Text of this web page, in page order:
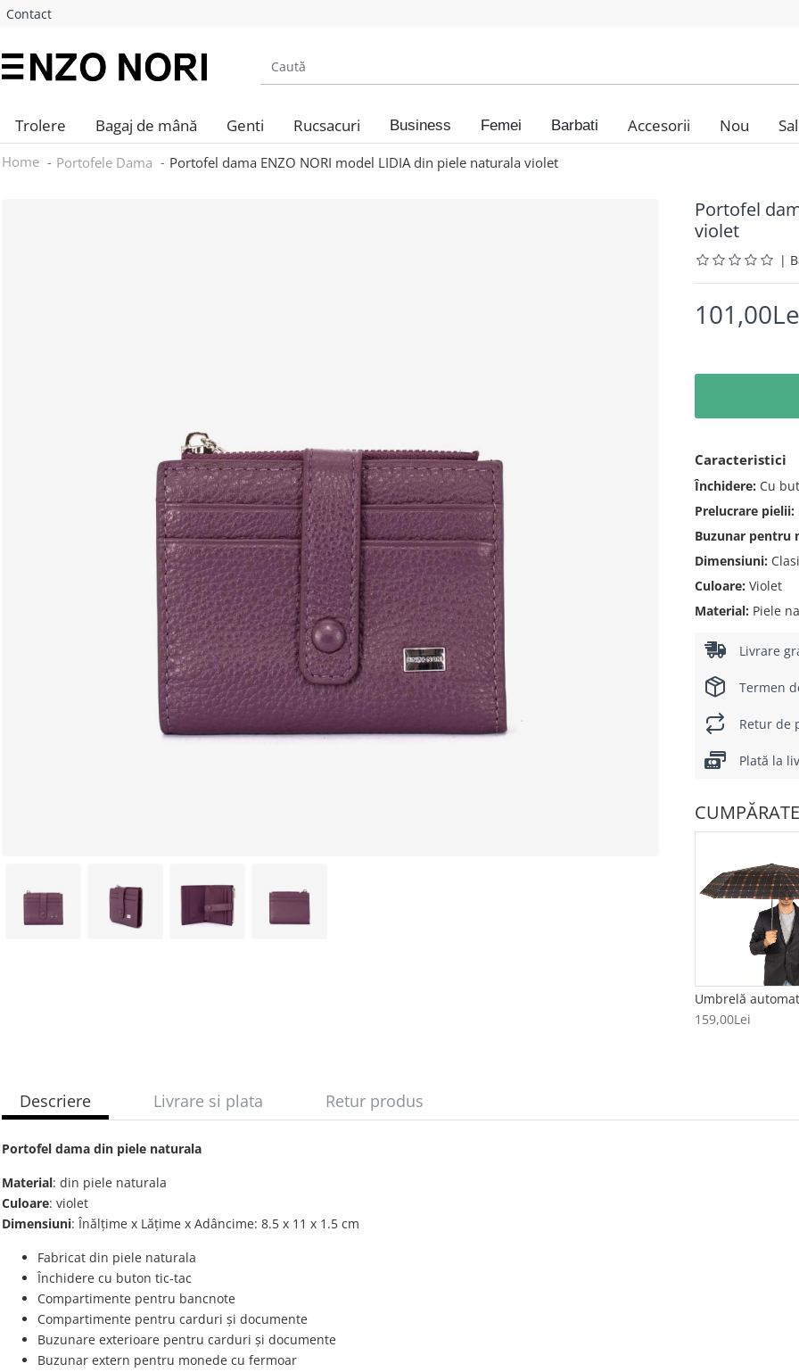
Contact
Trolere Bagaj de mână Genti Rucsacuri Business Femei Barbati Accesorii Nou
Home Portofele Dama Portofel dama ENZO NORI model LIDIA din piele naturala violet
Portofel
violet
|
Caracteristici
Închidere: Cu
Prelucrare pielii:
Buzunar pentru
Dimensiuni:
Culoare: Violet
Material: Piele
Livrare
Termen
Retur de
Plată la
159,00Lei
Descriere Livrare si plata Retur produs
Portofel dama din piele naturala
Material: din piele naturala
Culoare: violet
Dimensiuni: Înălțime x Lățime x Adâncime: 8.5 х 11 х 1.5 cm
Fabricat din piele naturala
Închidere cu buton tic-tac
Compartimente pentru bancnote
Compartimente pentru carduri și documente
Buzunare exterioare pentru carduri și documente
Buzunar extern pentru monede cu fermoar